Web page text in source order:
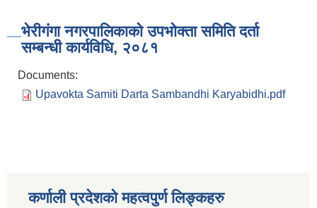
भेरीगंगा नगरपालिकाको उपभोक्ता समिति दर्ता
सम्बन्धी कार्यविधि, २०८१
Documents:
Upavokta Samiti Darta Sambandhi Karyabidhi.pdf
कर्णाली प्रदेशको महत्वपुर्ण लिङ्कहरु